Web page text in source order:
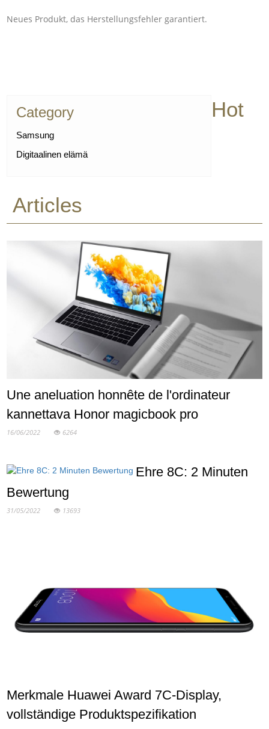
Neues Produkt, das Herstellungsfehler garantiert.
Category
Samsung
Digitaalinen elämä
Hot
Articles
Une aneluation honnête de l'ordinateur
kannettava Honor magicbook pro
16/06/2022 6264
Ehre 8C: 2 Minuten
Bewertung
31/05/2022 13693
Merkmale Huawei Award 7C-Display,
vollständige Produktspezifikation